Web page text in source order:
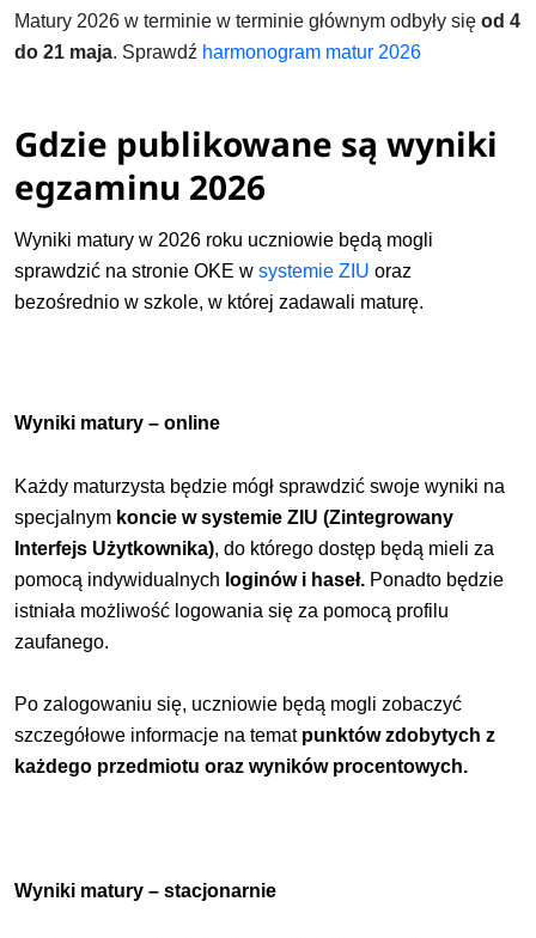
Matury 2026 w terminie w terminie głównym odbyły sięod 4
do 21 maja. Sprawdź harmonogram matur 2026
Gdzie publikowane są wyniki
egzaminu 2026
Wyniki matury w 2026 roku uczniowie będą mogli
sprawdzić na stronie OKE wsystemie ZIU oraz
bezośrednio w szkole, w której zadawali maturę.
Wyniki matury – online
Każdy maturzysta będzie mógł sprawdzić swoje wyniki na
specjalnym koncie w systemie ZIU (Zintegrowany
Interfejs Użytkownika), do którego dostęp będą mieli za
pomocą indywidualnych loginów i haseł. Ponadto będzie
istniała możliwość logowania się za pomocą profilu
zaufanego.
Po zalogowaniu się, uczniowie będą mogli zobaczyć
szczegółowe informacje na temat punktów zdobytych z
każdego przedmiotu oraz wyników procentowych.
Wyniki matury – stacjonarnie